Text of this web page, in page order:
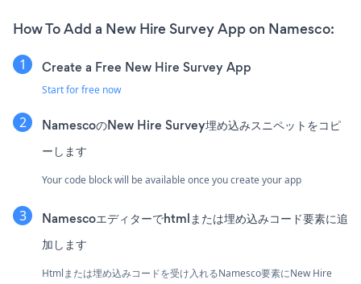
How To Add a New Hire Survey App on Namesco:
Create a Free New Hire Survey App
Start for free now
NamescoのNew Hire Survey埋め込みスニペットをコピ
ーします
Your code block will be available once you create your app
Namescoエディターでhtmlまたは埋め込みコード要素に追
加します
Htmlまたは埋め込みコードを受け入れるNamesco要素にNew Hire